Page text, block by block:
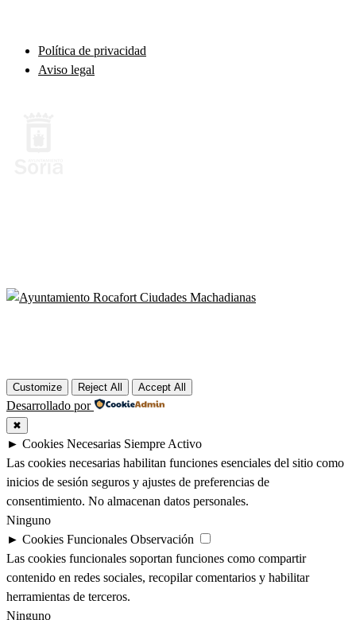
Política de privacidad
Aviso legal
Customize Reject All Accept All
Desarrollado por
✖
► Cookies Necesarias Siempre Activo
Las cookies necesarias habilitan funciones esenciales del sitio como
inicios de sesión seguros y ajustes de preferencias de
consentimiento. No almacenan datos personales.
Ninguno
► Cookies Funcionales Observación
Las cookies funcionales soportan funciones como compartir
contenido en redes sociales, recopilar comentarios y habilitar
herramientas de terceros.
Ninguno